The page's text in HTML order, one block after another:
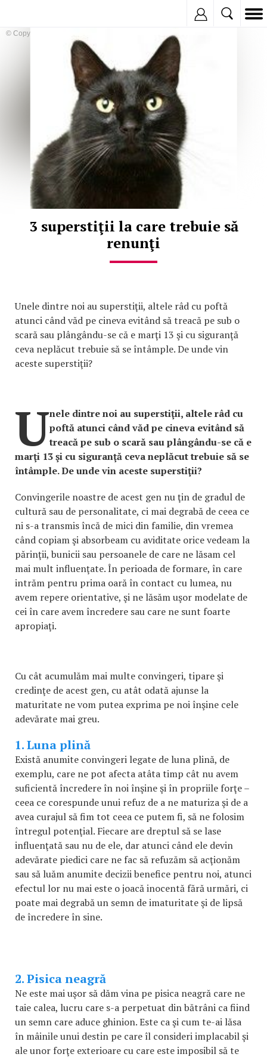
© Copyright:
3 superstiţii la care trebuie să
renunţi
Unele dintre noi au superstiţii, altele râd cu poftă
atunci când văd pe cineva evitând să treacă pe sub o
scară sau plângându-se că e marţi 13 şi cu siguranţă
ceva neplăcut trebuie să se întâmple. De unde vin
aceste superstiţii?
Unele dintre noi au superstiţii, altele râd cu
poftă atunci când văd pe cineva evitând să
treacă pe sub o scară sau plângându-se că e
marţi 13 şi cu siguranţă ceva neplăcut trebuie să se
întâmple. De unde vin aceste superstiţii?
Convingerile noastre de acest gen nu ţin de gradul de
cultură sau de personalitate, ci mai degrabă de ceea ce
ni s-a transmis încă de mici din familie, din vremea
când copiam şi absorbeam cu aviditate orice vedeam la
părinţii, bunicii sau persoanele de care ne lăsam cel
mai mult influenţate. În perioada de formare, în care
intrăm pentru prima oară în contact cu lumea, nu
avem repere orientative, şi ne lăsăm uşor modelate de
cei în care avem încredere sau care ne sunt foarte
apropiaţi.
Cu cât acumulăm mai multe convingeri, tipare şi
credinţe de acest gen, cu atât odată ajunse la
maturitate ne vom putea exprima pe noi înşine cele
adevărate mai greu.
1. Luna plină
Există anumite convingeri legate de luna plină, de
exemplu, care ne pot afecta atâta timp cât nu avem
suficientă încredere în noi înşine şi în propriile forţe –
ceea ce corespunde unui refuz de a ne maturiza şi de a
avea curajul să fim tot ceea ce putem fi, să ne folosim
întregul potenţial. Fiecare are dreptul să se lase
influenţată sau nu de ele, dar atunci când ele devin
adevărate piedici care ne fac să refuzăm să acţionăm
sau să luăm anumite decizii benefice pentru noi, atunci
efectul lor nu mai este o joacă inocentă fără urmări, ci
poate mai degrabă un semn de imaturitate şi de lipsă
de încredere în sine.
2. Pisica neagră
Ne este mai uşor să dăm vina pe pisica neagră care ne
taie calea, lucru care s-a perpetuat din bătrâni ca fiind
un semn care aduce ghinion. Este ca şi cum te-ai lăsa
în mâinile unui destin pe care îl consideri implacabil şi
ale unor forţe exterioare cu care este imposibil să te